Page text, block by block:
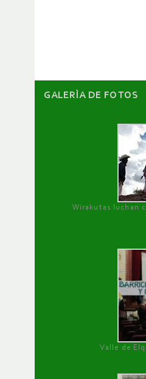
GALERÌA DE FOTOS
Wirakutas luchan
Valle de